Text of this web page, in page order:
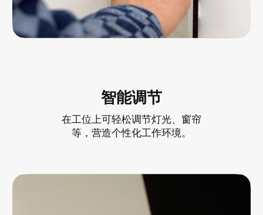
智能调节
在工位上可轻松调节灯光、窗帘
等，营造个性化工作环境。